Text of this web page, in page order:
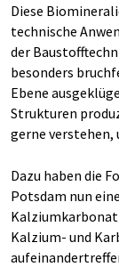
Diese
technische
der
besonders
Ebene
Strukturen
gerne verstehen,
Dazu haben die
Potsdam nun
Kalzium- und